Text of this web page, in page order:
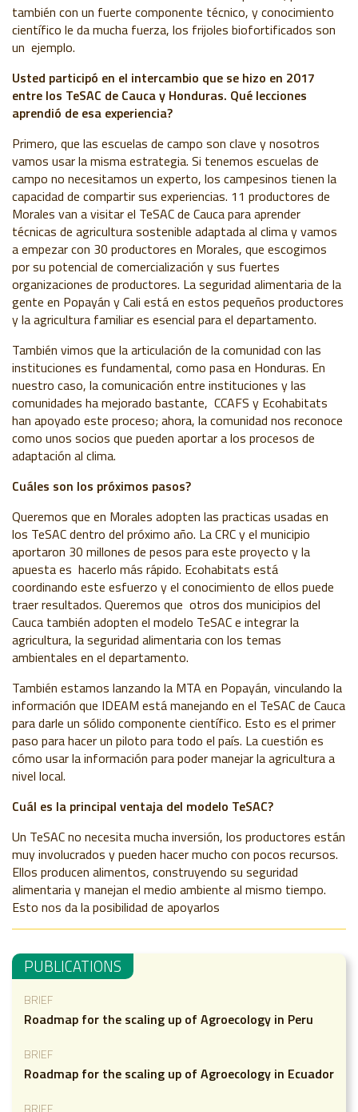
también con un fuerte componente técnico, y conocimiento
científico le da mucha fuerza, los frijoles biofortificados son
un ejemplo.
Usted participó en el intercambio que se hizo en 2017
entre los TeSAC de Cauca y Honduras. Qué lecciones
aprendió de esa experiencia?
Primero, que las escuelas de campo son clave y nosotros
vamos usar la misma estrategia. Si tenemos escuelas de
campo no necesitamos un experto, los campesinos tienen la
capacidad de compartir sus experiencias. 11 productores de
Morales van a visitar el TeSAC de Cauca para aprender
técnicas de agricultura sostenible adaptada al clima y vamos
a empezar con 30 productores en Morales, que escogimos
por su potencial de comercialización y sus fuertes
organizaciones de productores. La seguridad alimentaria de la
gente en Popayán y Cali está en estos pequeños productores
y la agricultura familiar es esencial para el departamento.
También vimos que la articulación de la comunidad con las
instituciones es fundamental, como pasa en Honduras. En
nuestro caso, la comunicación entre instituciones y las
comunidades ha mejorado bastante, CCAFS y Ecohabitats
han apoyado este proceso; ahora, la comunidad nos reconoce
como unos socios que pueden aportar a los procesos de
adaptación al clima.
Cuáles son los próximos pasos?
Queremos que en Morales adopten las practicas usadas en
los TeSAC dentro del próximo año. La CRC y el municipio
aportaron 30 millones de pesos para este proyecto y la
apuesta es hacerlo más rápido. Ecohabitats está
coordinando este esfuerzo y el conocimiento de ellos puede
traer resultados. Queremos que otros dos municipios del
Cauca también adopten el modelo TeSAC e integrar la
agricultura, la seguridad alimentaria con los temas
ambientales en el departamento.
También estamos lanzando la MTA en Popayán, vinculando la
información que IDEAM está manejando en el TeSAC de Cauca
para darle un sólido componente científico. Esto es el primer
paso para hacer un piloto para todo el país. La cuestión es
cómo usar la información para poder manejar la agricultura a
nivel local.
Cuál es la principal ventaja del modelo TeSAC?
Un TeSAC no necesita mucha inversión, los productores están
muy involucrados y pueden hacer mucho con pocos recursos.
Ellos producen alimentos, construyendo su seguridad
alimentaria y manejan el medio ambiente al mismo tiempo.
Esto nos da la posibilidad de apoyarlos
PUBLICATIONS
BRIEF
Roadmap for the scaling up of Agroecology in Peru
BRIEF
Roadmap for the scaling up of Agroecology in Ecuador
BRIEF